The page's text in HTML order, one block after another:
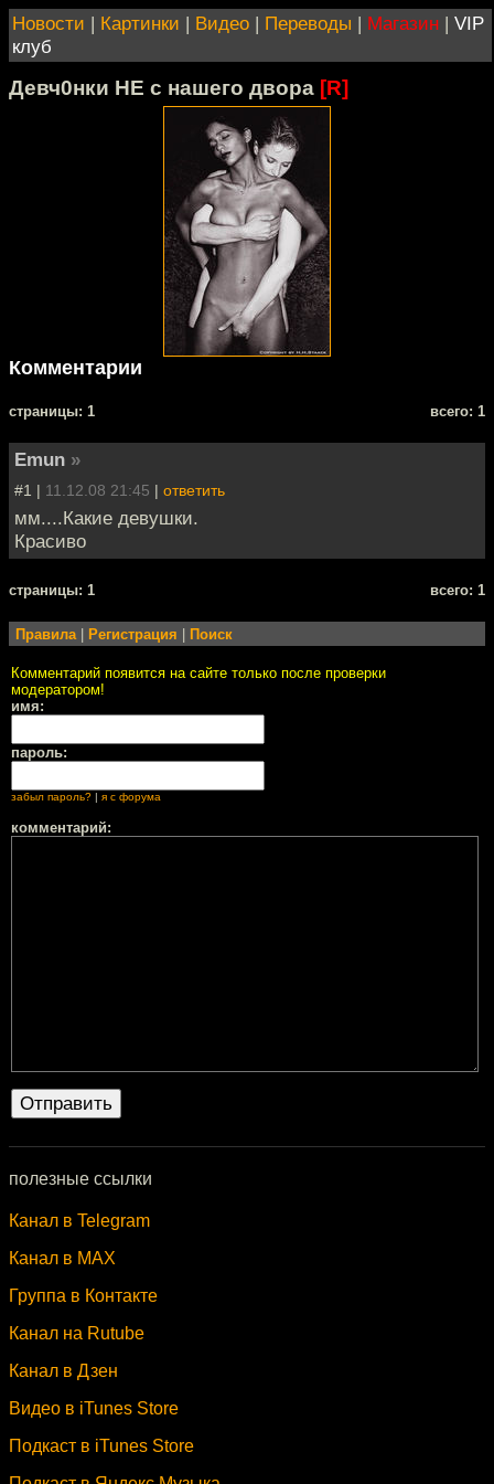
Новости | Картинки | Видео | Переводы | Магазин | VIP
клуб
Девч0нки НЕ с нашего двора [R]
Комментарии
cтраницы: 1 всего: 1
Emun »
#1 | 11.12.08 21:45 | ответить
мм....Какие девушки.
Красиво
cтраницы: 1 всего: 1
Правила Регистрация Поиск
Комментарий появится на сайте только после проверки
модератором!
имя:
пароль:
забыл пароль? | я с форума
комментарий:
полезные ссылки
Канал в Telegram
Канал в MAX
Группа в Контакте
Канал на Rutube
Канал в Дзен
Видео в iTunes Store
Подкаст в iTunes Store